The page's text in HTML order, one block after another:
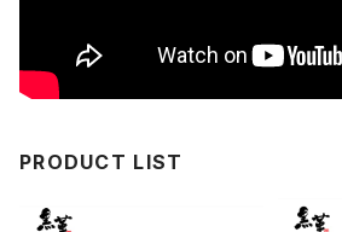
PRODUCT LIST